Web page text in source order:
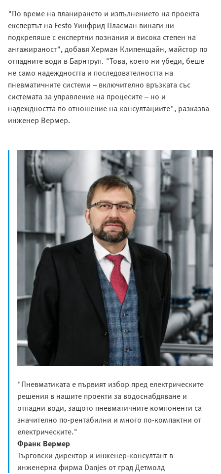
"По време на планирането и изпълнението на проекта
експертът на Festo Уинфрид Пласман винаги ни
подкрепяше с експертни познания и висока степен на
ангажираност", добавя Херман Клипенщайн, майстор по
отпадните води в Барнтруп. "Това, което ни убеди, беше
не само надеждността и последователността на
пневматичните системи – включително връзката със
системата за управление на процесите – но и
надеждността по отношение на консултациите", разказва
инженер Вермер.
"Пневматиката е първият избор пред електрическите
решения в нашите проекти за водоснабдяване и
отпадни води, защото пневматичните компоненти са
значително по-рентабилни и много по-компактни от
електрическите."
Франк Вермер
Търговски директор и инженер-консултант в
инженерна фирма Danjes от град Детмолд